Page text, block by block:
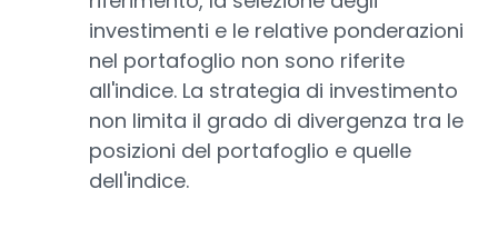
investimenti e le relative ponderazioni
nel portafoglio non sono riferite
all'indice. La strategia di investimento
non limita il grado di divergenza tra le
posizioni del portafoglio e quelle
dell'indice.